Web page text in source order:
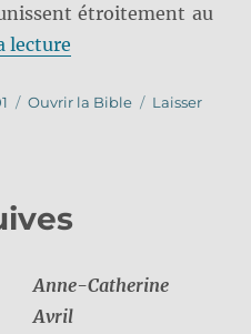
étroitement au
lecture
Catégories
Ouvrir la Bible
Laisser
Anne-Catherine
Avril